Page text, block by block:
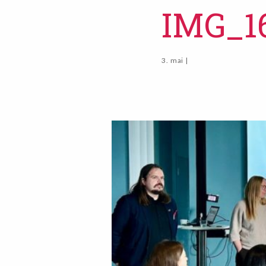
3. mai |